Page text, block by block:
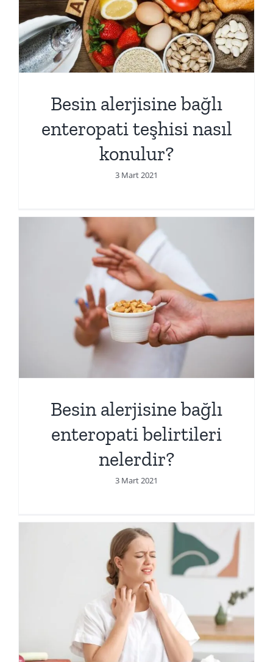
Besin alerjisine bağlı
enteropati teşhisi nasıl
konulur?
3 Mart 2021
Besin alerjisine bağlı
enteropati belirtileri
nelerdir?
3 Mart 2021